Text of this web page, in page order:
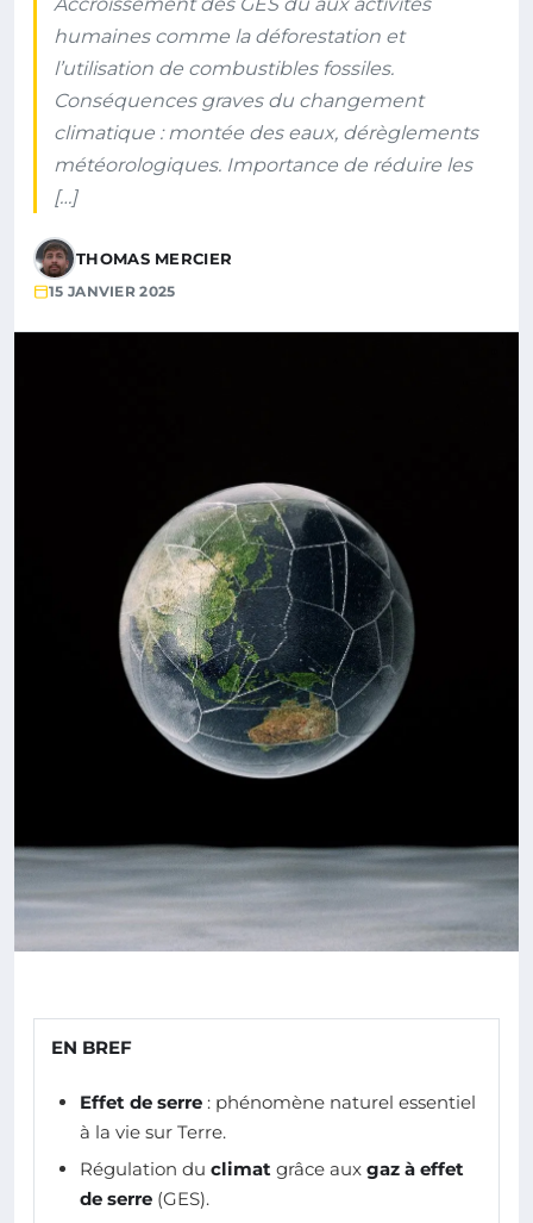
humaines comme la déforestation et
l’utilisation de combustibles fossiles.
Conséquences graves du changement
climatique : montée des eaux, dérèglements
météorologiques. Importance de réduire les
[…]
THOMAS MERCIER
15 JANVIER 2025
EN BREF
Effet de serre : phénomène naturel essentiel
à la vie sur Terre.
Régulation du climat grâce aux gaz à effet
de serre (GES).